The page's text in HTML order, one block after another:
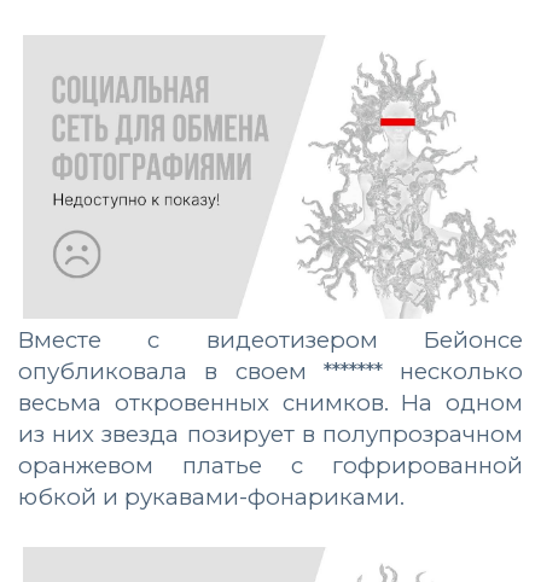
Вместе с видеотизером Бейонсе
опубликовала в своем ******* несколько
весьма откровенных снимков. На одном
из них звезда позирует в полупрозрачном
оранжевом платье с гофрированной
юбкой и рукавами-фонариками.